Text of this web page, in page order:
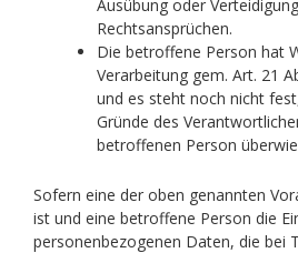
Ausübung oder
Rechtsansprüchen.
Die betroffene Person hat
Verarbeitung gem. Art. 21
und es steht noch nicht
Gründe des
betroffenen Person
Sofern eine der oben genannten
ist und eine betroffene Person die
personenbezogenen Daten, die bei